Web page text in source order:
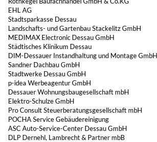
EHL AG
Stadtsparkasse Dessau
Landschafts- und Gartenbau Stackelitz GmbH
MEDIMAX Electronic Dessau GmbH
Städtisches Klinikum Dessau
DIM-Dessauer Instandhaltung und Montage GmbH
Sandner Dachbau GmbH
Stadtwerke Dessau GmbH
p-idea Werbeagentur GmbH
Dessauer Wohnungsbaugesellschaft mbH
Elektro-Schulze GmbH
Pro Consult Steuerberatungsgesellschaft mbH
POCHA Service Gebäudereinigung
ASC Auto-Service-Center Dessau GmbH
DLP Dernehl, Lambrecht & Partner mbB